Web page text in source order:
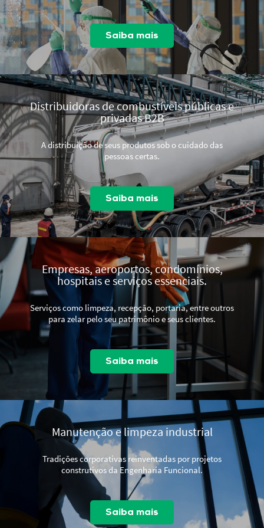
Saiba mais
Distribuidoras de combustíveis públicas e
privadas B2B
A distribuição de seus produtos sob o cuidado das
pessoas certas.
Saiba mais
Empresas, aeroportos, condomínios,
hospitais e serviços essenciais.
Serviços como limpeza, recepção, portaria, entre outros
para zelar pelo seu patrimônio e seus clientes.
Saiba mais
Manutenção e limpeza industrial
Tradições corporativas reinventadas por projetos
construtivos da Engenharia Funcional.
Saiba mais